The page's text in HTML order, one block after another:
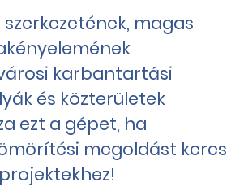
szerkezetének, magas
karbantartási
és közterületek
ezt a gépet, ha
megoldást keres